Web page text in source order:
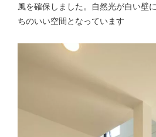
風を確保しました。自然光が白い壁
ちのいい空間となっています